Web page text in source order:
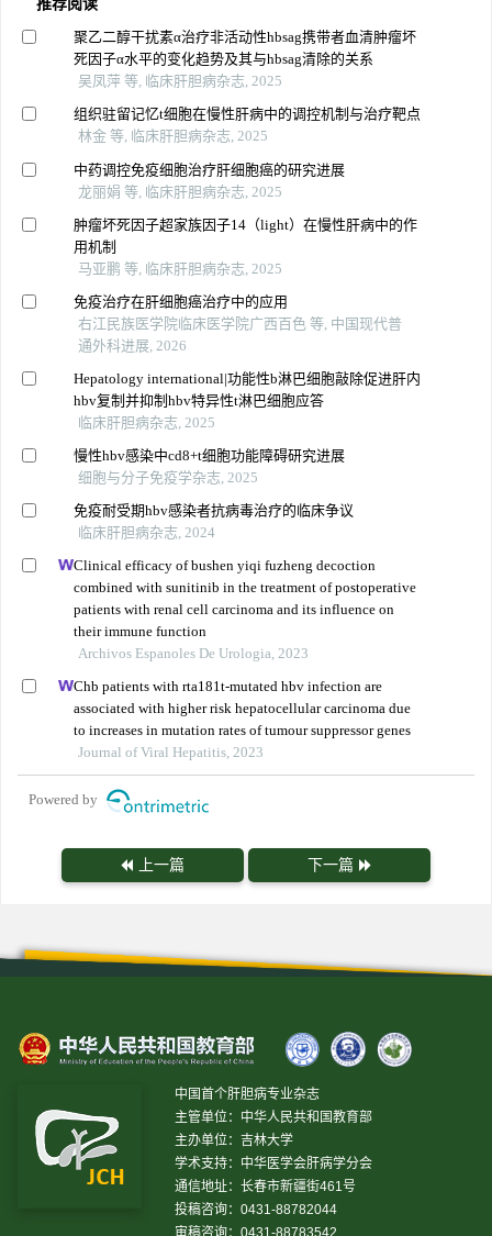
推荐阅读
聚乙二醇干扰素α治疗非活动性hbsag携带者血清肿瘤坏
死因子α水平的变化趋势及其与hbsag清除的关系
吴凤萍 等, 临床肝胆病杂志, 2025
组织驻留记忆t细胞在慢性肝病中的调控机制与治疗靶点
林金 等, 临床肝胆病杂志, 2025
中药调控免疫细胞治疗肝细胞癌的研究进展
龙丽娟 等, 临床肝胆病杂志, 2025
肿瘤坏死因子超家族因子14（light）在慢性肝病中的作
用机制
马亚鹏 等, 临床肝胆病杂志, 2025
免疫治疗在肝细胞癌治疗中的应用
右江民族医学院临床医学院广西百色 等, 中国现代普
通外科进展, 2026
Hepatology international|功能性b淋巴细胞敲除促进肝内
hbv复制并抑制hbv特异性t淋巴细胞应答
临床肝胆病杂志, 2025
慢性hbv感染中cd8+t细胞功能障碍研究进展
细胞与分子免疫学杂志, 2025
免疫耐受期hbv感染者抗病毒治疗的临床争议
临床肝胆病杂志, 2024
Clinical efficacy of bushen yiqi fuzheng decoction
combined with sunitinib in the treatment of postoperative
patients with renal cell carcinoma and its influence on
their immune function
Archivos Espanoles De Urologia, 2023
Chb patients with rta181t-mutated hbv infection are
associated with higher risk hepatocellular carcinoma due
to increases in mutation rates of tumour suppressor genes
Journal of Viral Hepatitis, 2023
Powered by
上一篇 下一篇
中国首个肝胆病专业杂志
主管单位：中华人民共和国教育部
主办单位：吉林大学
学术支持：中华医学会肝病学分会
通信地址：长春市新疆街461号
投稿咨询：0431-88782044